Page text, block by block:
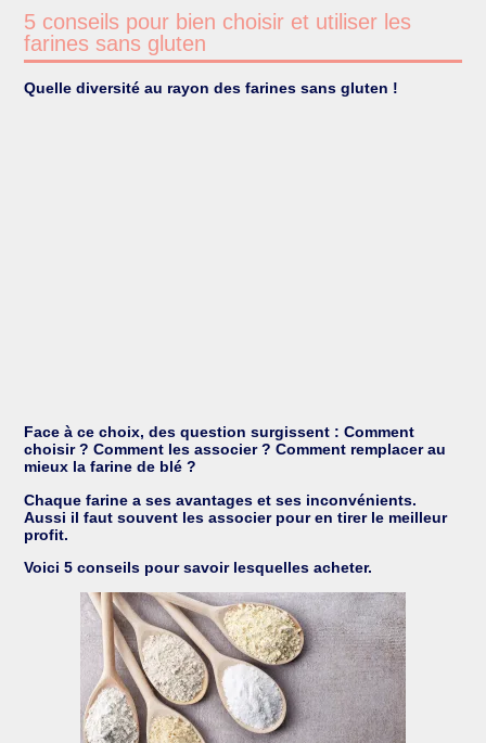
5 conseils pour bien choisir et utiliser les
farines sans gluten
Quelle diversité au rayon des farines sans gluten !
Face à ce choix, des question surgissent : Comment
choisir ? Comment les associer ? Comment remplacer au
mieux la farine de blé ?
Chaque farine a ses avantages et ses inconvénients.
Aussi il faut souvent les associer pour en tirer le meilleur
profit.
Voici 5 conseils pour savoir lesquelles acheter.